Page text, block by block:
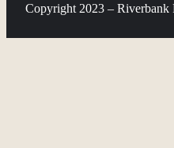
Copyright 2023 – Riverbank